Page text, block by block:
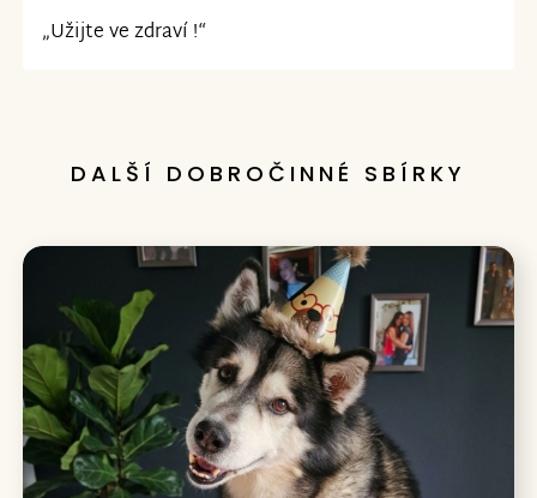
„Užijte ve zdraví !“
DALŠÍ DOBROČINNÉ SBÍRKY